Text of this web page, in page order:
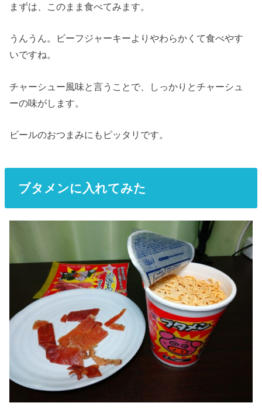
まずは、このまま食べてみます。
うんうん。ビーフジャーキーよりやわらかくて食べやす
いですね。
チャーシュー風味と言うことで、しっかりとチャーシュ
ーの味がします。
ビールのおつまみにもピッタリです。
ブタメンに入れてみた